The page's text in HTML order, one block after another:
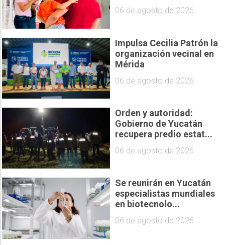
06 de agosto de 2026
Impulsa Cecilia Patrón la
organización vecinal en
Mérida
06 de agosto de 2026
Orden y autoridad:
Gobierno de Yucatán
recupera predio estat...
06 de agosto de 2026
Se reunirán en Yucatán
especialistas mundiales
en biotecnolo...
06 de agosto de 2026